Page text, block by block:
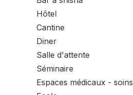
Hôtel
Cantine
Diner
Salle d'attente
Séminaire
Espaces médicaux - soins